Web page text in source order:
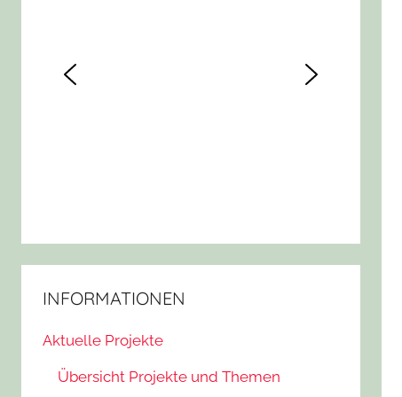
INFORMATIONEN
Aktuelle Projekte
Übersicht Projekte und Themen